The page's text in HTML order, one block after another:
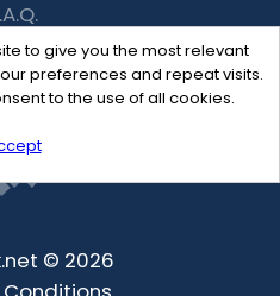
to give you the most relevant
preferences and repeat visits.
to the use of all cookies.
© 2026